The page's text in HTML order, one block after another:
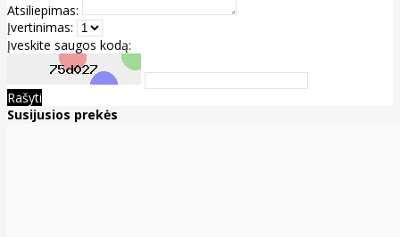
Atsiliepimas:
Įvertinimas:
Įveskite saugos kodą:
Rašyti
Susijusios prekės